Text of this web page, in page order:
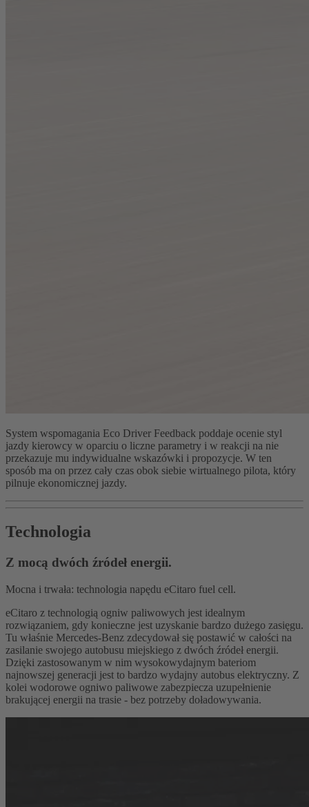
System wspomagania Eco Driver Feedback poddaje ocenie styl
jazdy kierowcy w oparciu o liczne parametry i w reakcji na nie
przekazuje mu indywidualne wskazówki i propozycje. W ten
sposób ma on przez cały czas obok siebie wirtualnego pilota, który
pilnuje ekonomicznej jazdy.
Technologia
Z mocą dwóch źródeł energii.
Mocna i trwała: technologia napędu eCitaro fuel cell.
eCitaro z technologią ogniw paliwowych jest idealnym
rozwiązaniem, gdy konieczne jest uzyskanie bardzo dużego zasięgu.
Tu właśnie Mercedes-Benz zdecydował się postawić w całości na
zasilanie swojego autobusu miejskiego z dwóch źródeł energii.
Dzięki zastosowanym w nim wysokowydajnym bateriom
najnowszej generacji jest to bardzo wydajny autobus elektryczny. Z
kolei wodorowe ogniwo paliwowe zabezpiecza uzupełnienie
brakującej energii na trasie - bez potrzeby doładowywania.